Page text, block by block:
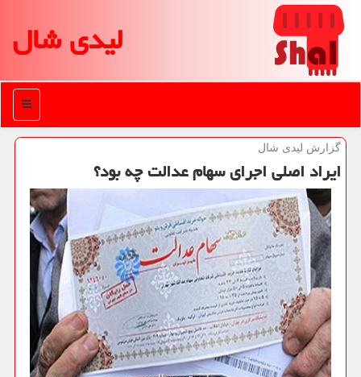
لیدی شال
منو
گزارش لیدی شال
ایراد اصلی اجرای سهام عدالت چه بود؟